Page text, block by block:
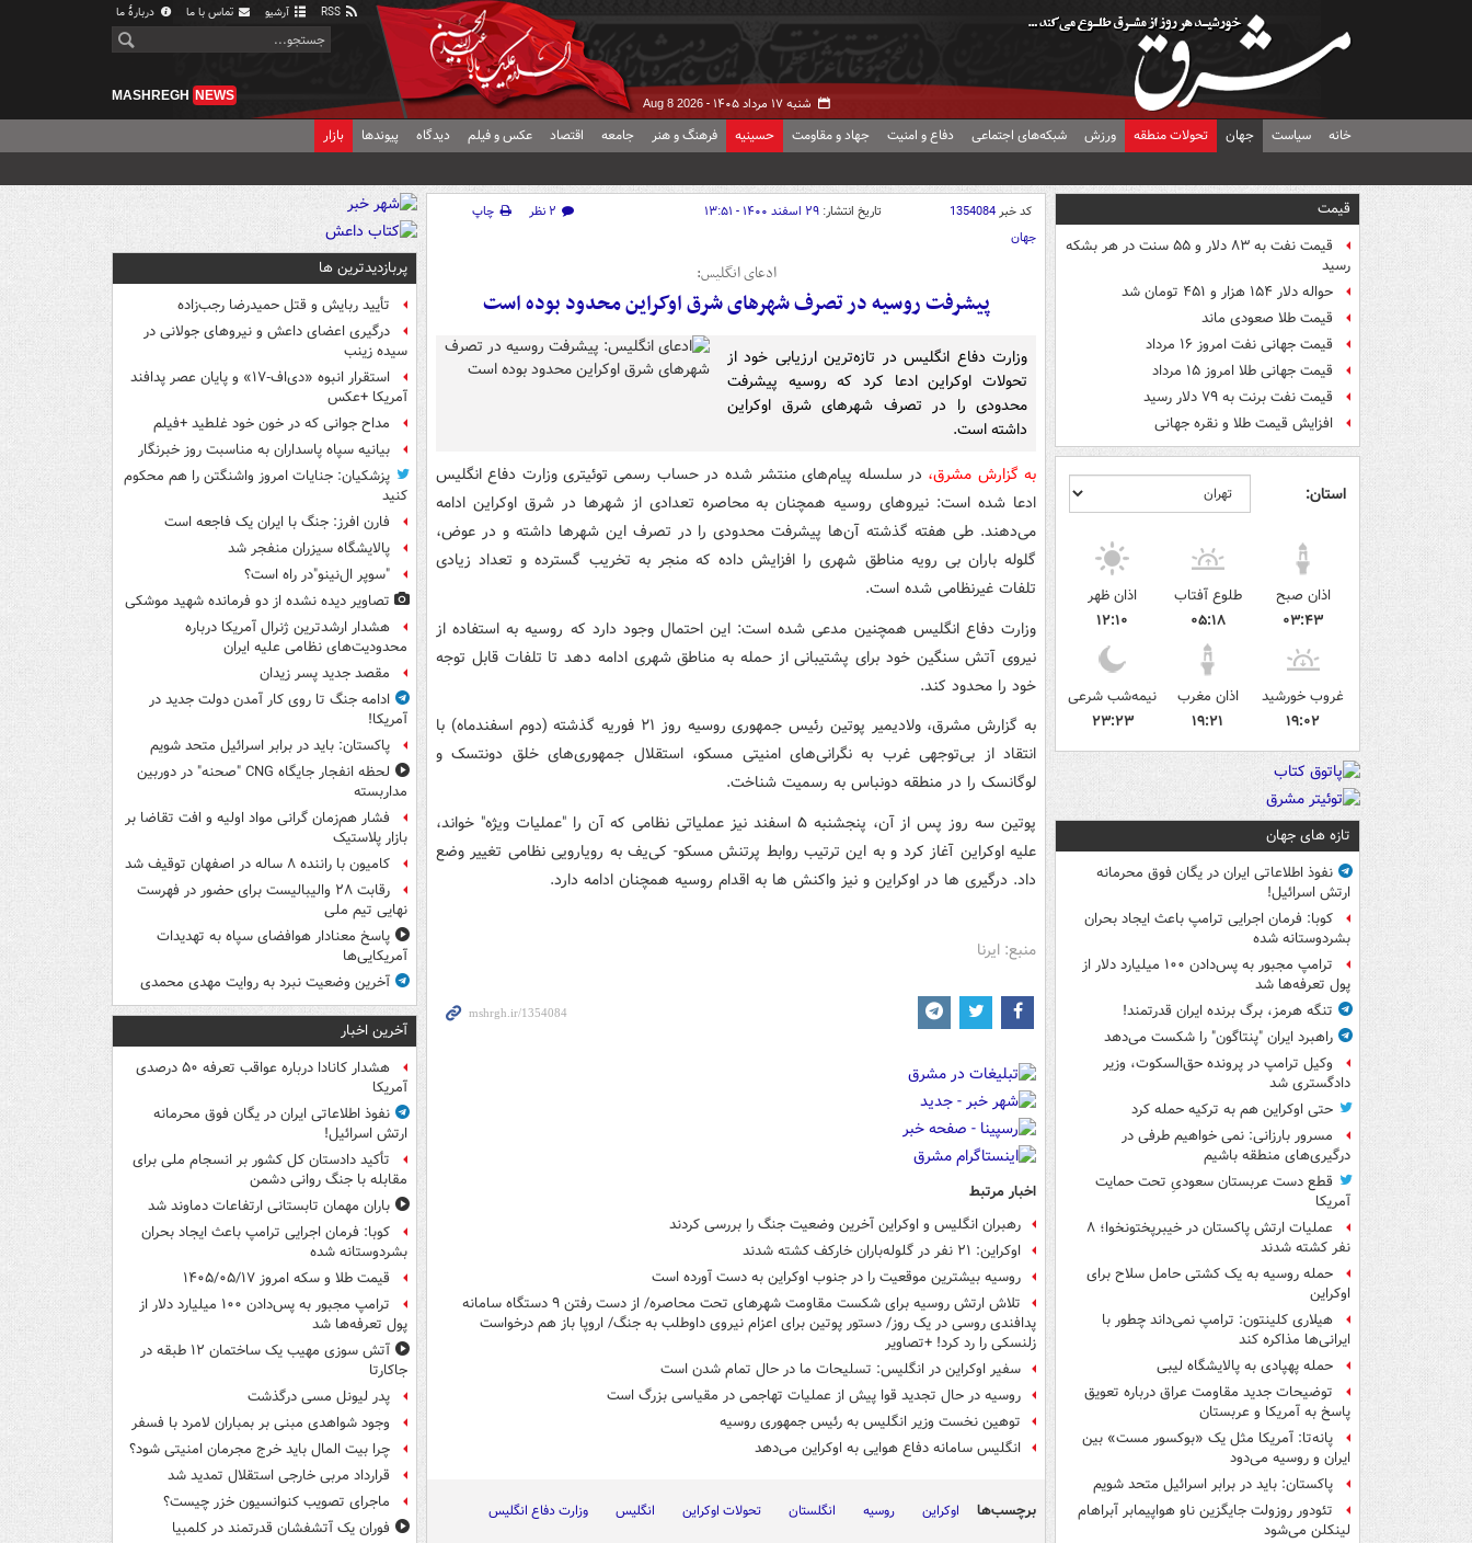
آرشیو تماس با ما دربارهٔ ما
شنبه ۱۷ مرداد ۱۴۰۵ - Aug 8 2026
MASHREGH NEWS
خانه سیاست جهان تحولات منطقه ورزش شبکه‌های اجتماعی دفاع و امنیت جهاد و مقاومت حسینیه فرهنگ و هنر جامعه اقتصاد عکس و فیلم دیدگاه پیوندها بازار
قیمت
قیمت نفت به ۸۳ دلار و ۵۵ سنت در هر بشکه
رسید
حواله دلار ۱۵۴ هزار و ۴۵۱ تومان شد
قیمت طلا صعودی ماند
قیمت جهانی نفت امروز ۱۶ مرداد
قیمت جهانی طلا امروز ۱۵ مرداد
قیمت نفت برنت به ۷۹ دلار رسید
افزایش قیمت طلا و نقره جهانی
استان:
اذان صبح
۰۳:۴۳
طلوع آفتاب
۰۵:۱۸
اذان ظهر
۱۲:۱۰
غروب خورشید
۱۹:۰۲
اذان مغرب
۱۹:۲۱
نیمه‌شب شرعی
۲۳:۲۳
تازه های جهان
نفوذ اطلاعاتی ایران در یگان فوق محرمانه
ارتش اسرائیل!
کوبا: فرمان اجرایی ترامپ باعث ایجاد بحران
بشردوستانه شده
ترامپ مجبور به پس‌دادن ۱۰۰ میلیارد دلار از
پول تعرفه‌ها شد
تنگه هرمز، برگ برنده ایران قدرتمند!
راهبرد ایران "پنتاگون" را شکست می‌دهد
وکیل ترامپ در پرونده حق‌السکوت، وزیر
دادگستری شد
حتی اوکراین هم به ترکیه حمله کرد
مسرور بارزانی: نمی خواهیم طرفی در
درگیری‌های منطقه باشیم
قطع دست عربستان سعودیِ تحت حمایت
آمریکا
عملیات ارتش پاکستان در خیبرپختونخوا؛ ۸
نفر کشته شدند
حمله روسیه به یک کشتی حامل سلاح برای
اوکراین
هیلاری کلینتون: ترامپ نمی‌داند چطور با
ایرانی‌ها مذاکره کند
حمله پهپادی به پالایشگاه لیبی
توضیحات جدید مقاومت عراق درباره تعویق
پاسخ به آمریکا و عربستان
پانه‌تا: آمریکا مثل یک «بوکسور مست» بین
ایران و روسیه می‌دود
پاکستان: باید در برابر اسرائیل متحد شویم
تئودور روزولت جایگزین ناو هواپیمابر آبراهام
لینکلن می‌شود
کد خبر1354084 تاریخ انتشار: ۲۹ اسفند ۱۴۰۰ - ۱۳:۵۱ ۲ نظر
چاپ
جهان
ادعای انگلیس:
پیشرفت روسیه در تصرف شهرهای شرق اوکراین محدود بوده است
وزارت دفاع انگلیس در تازه‌ترین ارزیابی خود از
تحولات اوکراین ادعا کرد که روسیه پیشرفت
محدودی را در تصرف شهرهای شرق اوکراین
داشته است.
به گزارش مشرق، در سلسله پیام‌های منتشر شده در حساب رسمی توئیتری وزارت دفاع انگلیس
ادعا شده است: نیروهای روسیه همچنان به محاصره تعدادی از شهرها در شرق اوکراین ادامه
می‌دهند. طی هفته گذشته آن‌ها پیشرفت محدودی را در تصرف این شهرها داشته و در عوض،
گلوله باران بی رویه مناطق شهری را افزایش داده که منجر به تخریب گسترده و تعداد زیادی
تلفات غیرنظامی شده است.
وزارت دفاع انگلیس همچنین مدعی شده است: این احتمال وجود دارد که روسیه به استفاده از
نیروی آتش سنگین خود برای پشتیبانی از حمله به مناطق شهری ادامه دهد تا تلفات قابل توجه
خود را محدود کند.
به گزارش مشرق، ولادیمیر پوتین رئیس جمهوری روسیه روز ۲۱ فوریه گذشته (دوم اسفندماه) با
انتقاد از بی‌توجهی غرب به نگرانی‌های امنیتی مسکو، استقلال جمهوری‌های خلق دونتسک و
لوگانسک را در منطقه دونباس به رسمیت شناخت.
پوتین سه روز پس از آن، پنجشنبه ۵ اسفند نیز عملیاتی نظامی که آن را "عملیات ویژه" خواند،
علیه اوکراین آغاز کرد و به این ترتیب روابط پرتنش مسکو- کی‌یف به رویارویی نظامی تغییر وضع
داد. درگیری ها در اوکراین و نیز واکنش ها به اقدام روسیه همچنان ادامه دارد.
منبع: ایرنا
اخبار مرتبط
رهبران انگلیس و اوکراین آخرین وضعیت جنگ را بررسی کردند
اوکراین: ۲۱ نفر در گلوله‌باران خارکف کشته شدند
روسیه بیشترین موقعیت را در جنوب اوکراین به دست آورده است
تلاش ارتش روسیه برای شکست مقاومت شهرهای تحت محاصره/ از دست رفتن ۹ دستگاه سامانه
پدافندی روسی در یک روز/ دستور پوتین برای اعزام نیروی داوطلب به جنگ/ اروپا باز هم درخواست
زلنسکی را رد کرد! +تصاویر
سفیر اوکراین در انگلیس: تسلیحات ما در حال تمام شدن است
روسیه در حال تجدید قوا پیش از عملیات تهاجمی در مقیاسی بزرگ است
توهین نخست وزیر انگلیس به رئیس جمهوری روسیه
انگلیس سامانه دفاع هوایی به اوکراین می‌دهد
برچسب‌ها اوکراین روسیه انگلستان تحولات اوکراین انگلیس وزارت دفاع انگلیس
پربازدیدترین ها
تأیید ربایش و قتل حمیدرضا رجب‌زاده
درگیری اعضای داعش و نیروهای جولانی در
سیده زینب
استقرار انبوه «دی‌اف‑۱۷» و پایان عصر پدافند
آمریکا +عکس
مداح جوانی که در خون خود غلطید +فیلم
بیانیه سپاه پاسداران به مناسبت روز خبرنگار
پزشکیان: جنایات امروز واشنگتن را هم محکوم
کنید
فارن افرز: جنگ با ایران یک فاجعه است
پالایشگاه سیزران منفجر شد
"سوپر ال‌نینو"در راه است؟
تصاویر دیده‌ نشده از دو فرمانده شهید موشکی
هشدار ارشدترین ژنرال آمریکا درباره
محدودیت‌های نظامی علیه ایران
مقصد جدید پسر زیدان
ادامه جنگ تا روی کار آمدن دولت جدید در
آمریکا!
پاکستان: باید در برابر اسرائیل متحد شویم
لحظه انفجار جایگاه CNG "صحنه" در دوربین
مداربسته
فشار هم‌زمان گرانی مواد اولیه و افت تقاضا بر
بازار پلاستیک
کامیون با راننده ۸ ساله در اصفهان توقیف شد
رقابت ۲۸ والیبالیست برای حضور در فهرست
نهایی تیم ملی
پاسخ معنادار هوافضای سپاه به تهدیدات
آمریکایی‌ها
آخرین وضعیت نبرد به روایت مهدی محمدی
آخرین اخبار
هشدار کانادا درباره عواقب تعرفه ۵۰ درصدی
آمریکا
نفوذ اطلاعاتی ایران در یگان فوق محرمانه
ارتش اسرائیل!
تأکید دادستان کل کشور بر انسجام ملی برای
مقابله با جنگ روانی دشمن
باران مهمان تابستانی ارتفاعات دماوند شد
کوبا: فرمان اجرایی ترامپ باعث ایجاد بحران
بشردوستانه شده
قیمت طلا و سکه امروز ۱۴۰۵/۰۵/۱۷
ترامپ مجبور به پس‌دادن ۱۰۰ میلیارد دلار از
پول تعرفه‌ها شد
آتش سوزی مهیب یک ساختمان ۱۲ طبقه در
جاکارتا
پدر لیونل مسی درگذشت
وجود شواهدی مبنی بر بمباران لامرد با فسفر
چرا بیت المال باید خرج مجرمان امنیتی شود؟
قرارداد مربی خارجی استقلال تمدید شد
ماجرای تصویب کنوانسیون خزر چیست؟
فوران یک آتشفشان قدرتمند در کلمبیا